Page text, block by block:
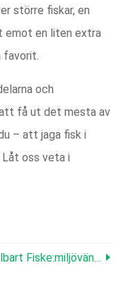
större fiskar, en
emot en liten extra
favorit.
och
att få ut det mesta av
– att jaga fisk i
Låt oss veta i
Metoder För Sportfiskare